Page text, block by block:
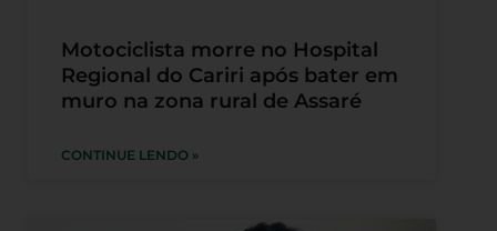
Motociclista morre no Hospital
Regional do Cariri após bater em
muro na zona rural de Assaré
CONTINUE LENDO »